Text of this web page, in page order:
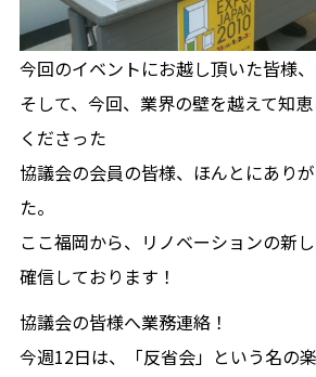
今回のイベントにお越し頂いた皆様、
そして、今回、業界の壁を越えて知
くださった
協議会の会員の皆様、ほんとにあり
た。
ここ福岡から、リノベーションの新
確信しております！
協議会の皆様へ業務連絡！
今週12日は、「反省会」という名の